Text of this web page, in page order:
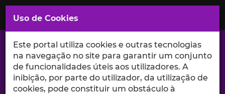
Saltar
para
Conteúdo
Principal
A excelência da investigação e ciência no Iscte
Uso de Cookies
Este portal utiliza cookies e outras tecnologias
na navegação no site para garantir um conjunto
de funcionalidades úteis aos utilizadores. A
inibição, por parte do utilizador, da utilização de
cookies, pode constituir um obstáculo à